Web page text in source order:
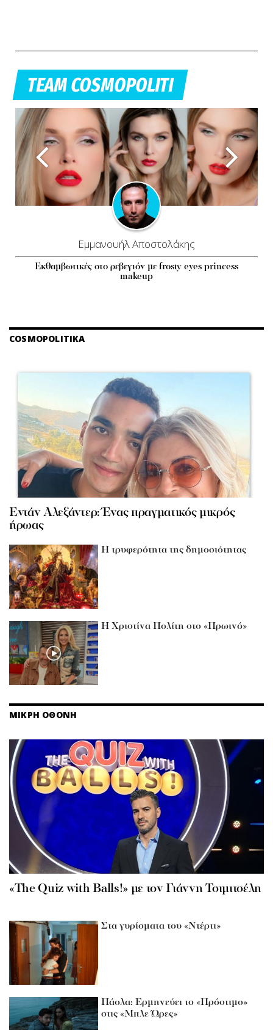
TEAM COSMOPOLITI
Εμμανουήλ Αποστολάκης
Eκθαμβωτικές στο ρεβεγιόν με frosty eyes princess
makeup
COSMOPOLITIKA
Εντάν Αλεξάντερ: Ένας πραγματικός μικρός
ήρωας
Η τρυφερότητα της δημοσιότητας
Η Χριστίνα Πολίτη στο «Πρωινό»
ΜΙΚΡΗ ΟΘΟΝΗ
«The Quiz with Balls!» με τον Γιάννη Τσιμιτσέλη
Στα γυρίσματα του «Ντέρτι»
Πάολα: Ερμηνεύει το «Πρόστιμο»
στις «Μπλε Ώρες»